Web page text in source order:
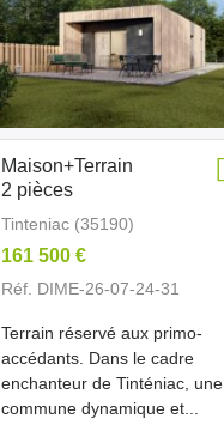
Maison+Terrain
2 pièces
Tinteniac (35190)
161 500 €
Réf. DIME-26-07-24-31
Terrain réservé aux primo-
accédants. Dans le cadre
enchanteur de Tinténiac, une
commune dynamique et...